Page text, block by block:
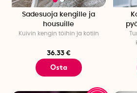
Sadesuoja kengille ja
housuille
Kuivin kengin töihin ja kotiin
36.33 €
Osta